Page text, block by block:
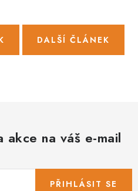
DALŠÍ ČLÁNEK
na váš e-mail
PŘIHLÁSIT SE